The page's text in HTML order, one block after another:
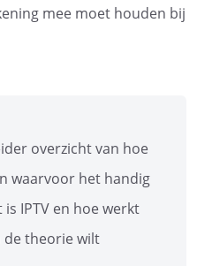
mee moet houden bij
overzicht van hoe
waarvoor het handig
is IPTV en hoe werkt
de theorie wilt